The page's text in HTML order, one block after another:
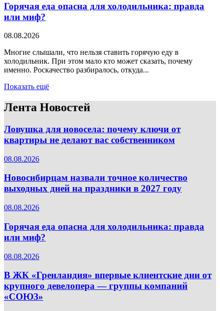
Горячая еда опасна для холодильника: правда
или миф?
08.08.2026
Многие слышали, что нельзя ставить горячую еду в
холодильник. При этом мало кто может сказать, почему
именно. Роскачество разбиралось, откуда...
Показать ещё
Лента Новостей
Ловушка для новосела: почему ключи от
квартиры не делают вас собственником
08.08.2026
Новосибирцам назвали точное количество
выходных дней на праздники в 2027 году
08.08.2026
Горячая еда опасна для холодильника: правда
или миф?
08.08.2026
В ЖК «Гренландия» впервые клиентские дни от
крупного девелопера — группы компаний
«СОЮЗ»